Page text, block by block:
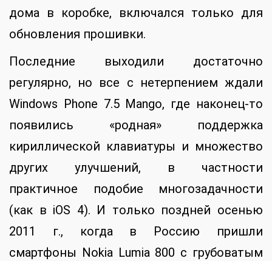
дома в коробке, включался только для
обновления прошивки.
Последние выходили достаточно
регулярно, но все с нетерпением ждали
Windows Phone 7.5 Mango, где наконец-то
появились «родная» поддержка
кириллической клавиатуры и множество
других улучшений, в частности
практичное подобие многозадачности
(как в iOS 4). И только поздней осенью
2011 г., когда в Россию пришли
смартфоны Nokia Lumia 800 с грубоватым